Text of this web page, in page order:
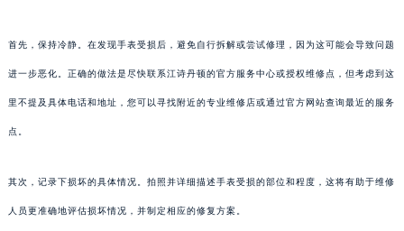
首先，保持冷静。在发现手表受损后，避免自行拆解或尝试修理，因为这可能会导致问题
进一步恶化。正确的做法是尽快联系江诗丹顿的官方服务中心或授权维修点，但考虑到这
里不提及具体电话和地址，您可以寻找附近的专业维修店或通过官方网站查询最近的服务
点。
其次，记录下损坏的具体情况。拍照并详细描述手表受损的部位和程度，这将有助于维修
人员更准确地评估损坏情况，并制定相应的修复方案。